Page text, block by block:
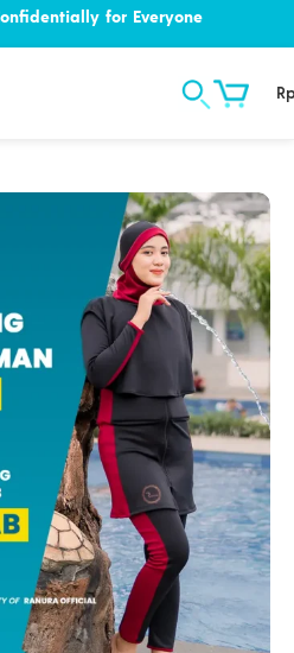
for Everyone